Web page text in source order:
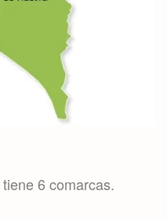
tiene 6 comarcas.